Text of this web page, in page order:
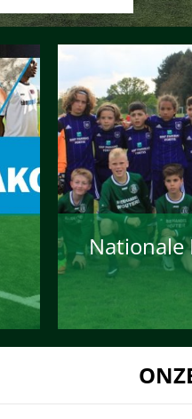
Nationale